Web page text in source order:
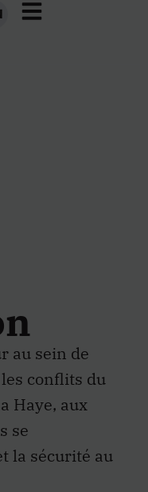
au sein de
conflits du
Haye, aux
se
la sécurité au